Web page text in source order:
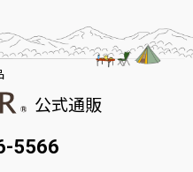
公式通販
5566